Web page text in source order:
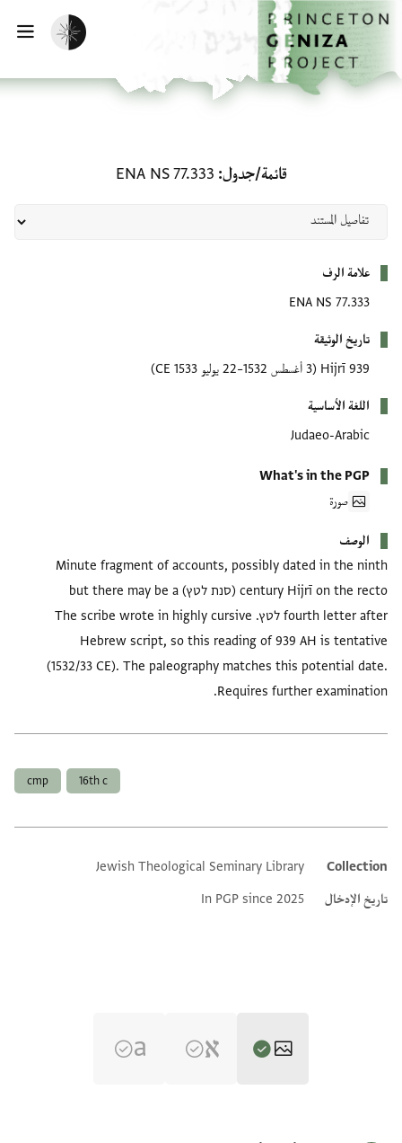
إلى المحتوى الرئيسي
الرئيسية
تفعيل الوضع المظلم
قائمة/جدول ENA NS 77.333
علامة الرف
ENA NS 77.333
تاريخ الوثيقة
939 Hijrī
(3 أغسطس 1532–22 يوليو 1533 CE)
اللغة الأساسية
Judaeo-Arabic
What's in the PGP
صورة
الوصف
Minute fragment of accounts, possibly dated in the ninth
century Hijrī on the recto (סנת לטץ) but there may be a
fourth letter after לטץ. The scribe wrote in highly cursive
Hebrew script, so this reading of 939 AH is tentative
(1532/33 CE). The paleography matches this potential date.
Requires further examination.
16th c
cmp
Additional metadata
Collection
Jewish Theological Seminary Library
تاريخ الإدخال
In PGP since 2025